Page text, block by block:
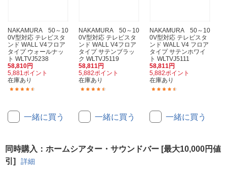
NAKAMURA 50～10
0V型対応 テレビスタ
ンド WALL V4フロア
タイプ ウォールナッ
ト WLTVJ5238
58,810円
5,881ポイント
在庫あり
一緒に買う
NAKAMURA 50～10
0V型対応 テレビスタ
ンド WALL V4フロア
タイプ サテンブラッ
ク WLTVJ5119
58,811円
5,882ポイント
在庫あり
一緒に買う
NAKAMURA 50～10
0V型対応 テレビスタ
ンド WALL V4 フロア
タイプ サテンホワイ
ト WLTVJ5111
58,811円
5,882ポイント
在庫あり
一緒に買う
同時購入：ホームシアター・サウンドバー [最大10,000円値
引]
詳細